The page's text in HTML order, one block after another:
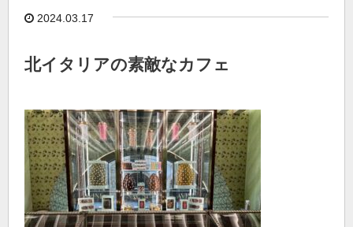
2024.03.17
北イタリアの素敵なカフェ